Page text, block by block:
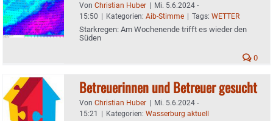
Von Christian Huber | Mi. 5.6.2024 -
15:50 | Kategorien: Aib-Stimme | Tags: WETTER
Starkregen: Am Wochenende trifft es wieder den
Süden
0
Betreuerinnen und Betreuer gesucht
Von Christian Huber | Mi. 5.6.2024 -
15:21 | Kategorien: Wasserburg aktuell